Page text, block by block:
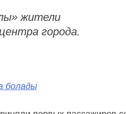
жители
города.
болады